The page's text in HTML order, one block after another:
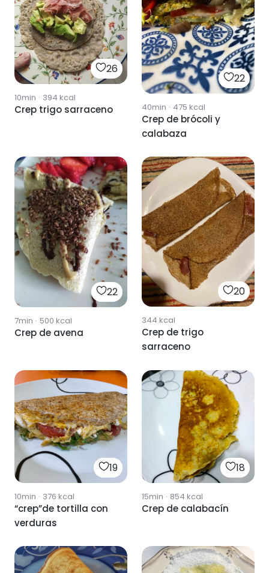
26
10min · 394 kcal
Crep trigo sarraceno
22
40min · 475 kcal
Crep de brócoli y
calabaza
22
7min · 500 kcal
Crep de avena
20
344 kcal
Crep de trigo
sarraceno
19
10min · 376 kcal
“crep”de tortilla con
verduras
18
15min · 854 kcal
Crep de calabacín